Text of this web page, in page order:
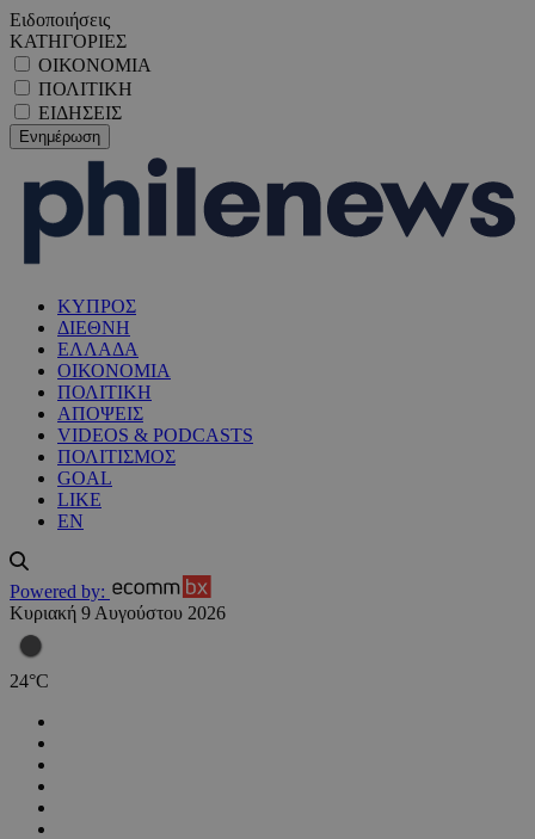
Ειδοποιήσεις
ΚΑΤΗΓΟΡΙΕΣ
ΟΙΚΟΝΟΜΙΑ
ΠΟΛΙΤΙΚΗ
ΕΙΔΗΣΕΙΣ
ΚΥΠΡΟΣ
ΔΙΕΘΝΗ
ΕΛΛΑΔΑ
ΟΙΚΟΝΟΜΙΑ
ΠΟΛΙΤΙΚΗ
ΑΠΟΨΕΙΣ
VIDEOS & PODCASTS
ΠΟΛΙΤΙΣΜΟΣ
GOAL
LIKE
EN
Powered by:
Κυριακή 9 Αυγούστου 2026
24°C